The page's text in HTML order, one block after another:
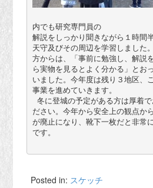
内でも研究専門員の
解説をしっかり聞きながら１時間
天守及びその周辺を学習しました
方からは、「事前に勉強し、解説
ら実物を見るとよく分かる」とお
いました。今年度は残り３地区、
事業を進めていきます。
冬に登城の予定がある方は厚着でお越しく
ださい。今年から安全上の観点か
が廃止になり、靴下一枚だと非常
です。
Posted in: スケッチ